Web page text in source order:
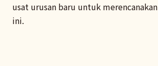
usat urusan baru untuk
ini.